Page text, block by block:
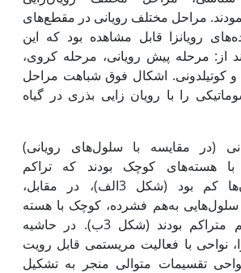
مراحل مختلف رویانی در مقطع‌های
رویان‏زا قابل مشاهده بود که این
از: مرحله پیش رویانی، مرحله کروی،
کوتیلدونی. اشکال فوق شباهت مراحل
را با رویان زایی بذری در گیاه
(در مقایسه با سلول‌های رویانی)
هسته‌های کوچک بودند که تراکم
سیتوپلاسم در آن‌ها کم بود (شکل 3الف)، در مقابل،
سلول‌هایی به‌هم فشرده، کوچک با هسته‌
بزرگ و سیتوپلاسم متراکم بودند (شکل 3ب). در حاشیه
نواحی با فعالیت مریستمی قابل رویت
تقسیمات متوالی منجر به تشکیل